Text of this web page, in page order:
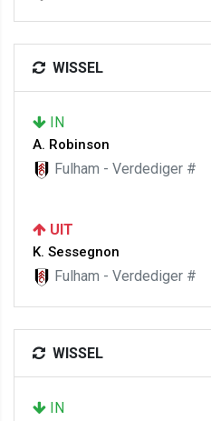
WISSEL
IN
A. Robinson
Fulham - Verdediger #
UIT
K. Sessegnon
Fulham - Verdediger #
WISSEL
IN